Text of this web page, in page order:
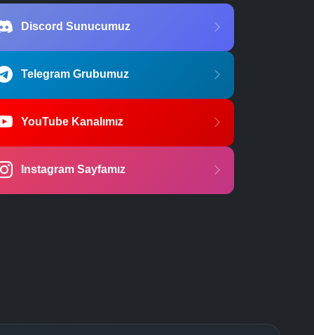
Discord Sunucumuz
Telegram Grubumuz
YouTube Kanalımız
Instagram Sayfamız